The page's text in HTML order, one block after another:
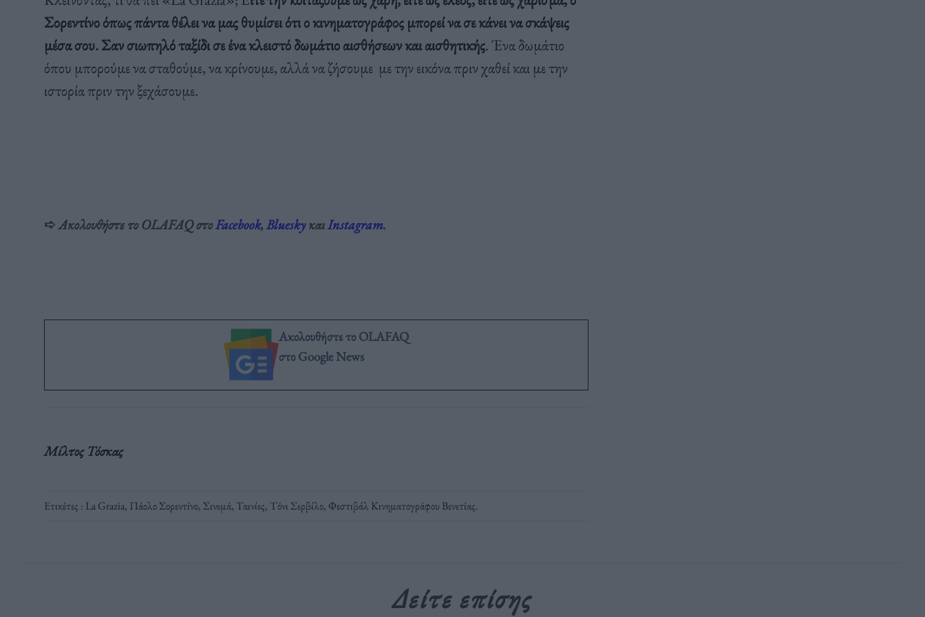
Σορεντίνο όπως πάντα θέλει να μας θυμίσει ότι ο κινηματογράφος μπορεί να σε κάνει να σκάψεις
μέσα σου. Σαν σιωπηλό ταξίδι σε ένα κλειστό δωμάτιο αισθήσεων και αισθητικής. Ένα δωμάτιο
όπου μπορούμε να σταθούμε, να κρίνουμε, αλλά να ζήσουμε με την εικόνα πριν χαθεί και με την
ιστορία πριν την ξεχάσουμε.
➪Ακολουθήστε το OLAFAQ στοFacebook,Bluesky καιInstagram.
Ακολουθήστε το OLAFAQ
στο Google News
Μίλτος Τόσκας
Ετικέτες : La Grazia, Πάολο Σορεντίνο, Σινεμά, Ταινίες, Τόνι Σερβίλο, Φεστιβάλ Κινηματογράφου Βενετίας.
Δείτε επίσης